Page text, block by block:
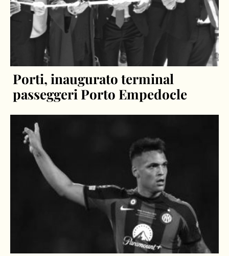
Porti, inaugurato terminal
passeggeri Porto Empedocle